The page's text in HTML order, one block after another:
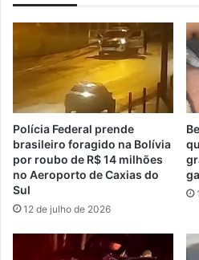
Polícia Federal prende
brasileiro foragido na Bolívia
por roubo de R$ 14 milhões
no Aeroporto de Caxias do
Sul
12 de julho de 2026